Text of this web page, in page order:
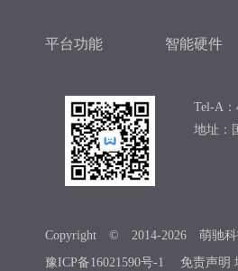
平台功能 智能硬件
Tel-A
地址：
Copyright © 2014-2026 萌驰
豫ICP备16021590号-1 免责声明